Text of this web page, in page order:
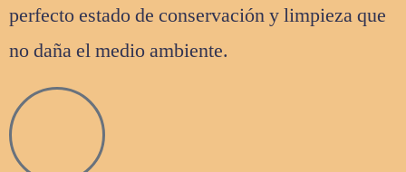
perfecto estado de conservación y limpieza que
no daña el medio ambiente.